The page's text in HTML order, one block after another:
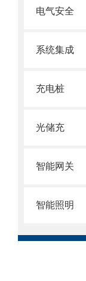
电气安全
系统集成
充电桩
光储充
智能网关
智能照明